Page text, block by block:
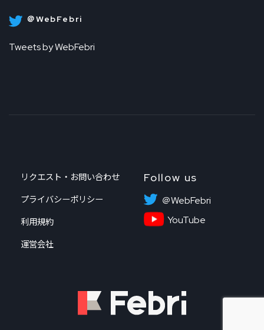
＠WebFebri
Tweets by WebFebri
リクエスト・お問い合わせ
プライバシーポリシー
利用規約
運営会社
Follow us
＠WebFebri
YouTube